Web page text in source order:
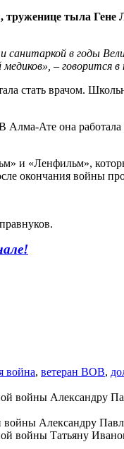
тыла
санитаркой в годы
– говорится
стать врачом.
Ате она
и «Ленфильм»,
окончания войны
война, ветеран ВОВ,
войны Александру